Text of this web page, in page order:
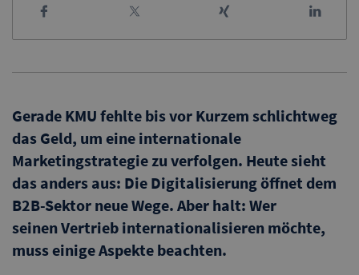
Gerade KMU fehlte bis vor Kurzem schlichtweg
das Geld, um eine internationale
Marketingstrategie zu verfolgen. Heute sieht
das anders aus: Die Digitalisierung öffnet dem
B2B-Sektor neue Wege. Aber halt: Wer
seinenVertrieb internationalisieren möchte,
muss einige Aspekte beachten.